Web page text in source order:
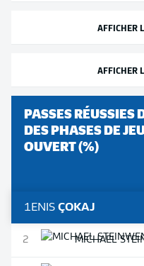
AFFICHER
AFFICHER
PASSES RÉUSSIES
DES PHASES DE
OUVERT (%)
1ENIS ÇOKAJ
2 MICHAEL